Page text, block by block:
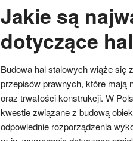
Jakie są
dotyczące
Budowa hal stalowych wiąże się
przepisów prawnych, które mają
oraz trwałości konstrukcji. W
kwestie związane z budową
odpowiednie rozporządzenia